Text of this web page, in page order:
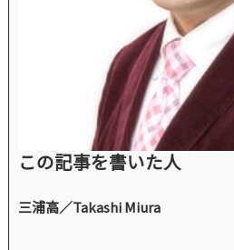
この記事を書いた人
三浦高／Takashi Miura